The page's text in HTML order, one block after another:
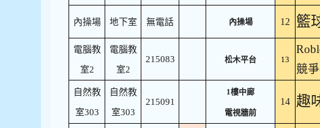
內操場 地下室 無電話 內操場 12 籃
電腦教
室2
電腦教
室2
215083 松木平台 13
競
自然教
室303
自然教
室303
215091
1樓中廊
電視牆前
14 趣